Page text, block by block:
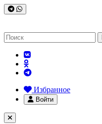
Избранное
Войти